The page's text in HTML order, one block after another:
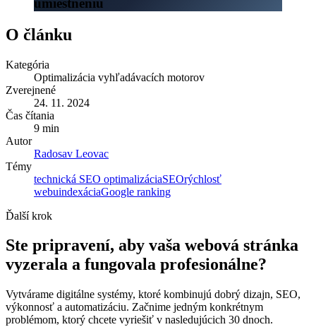
umiestneniu
O článku
Kategória
Optimalizácia vyhľadávacích motorov
Zverejnené
24. 11. 2024
Čas čítania
9 min
Autor
Radosav Leovac
Témy
technická SEO optimalizáciaSEOrýchlosť
webuindexáciaGoogle ranking
Ďalší krok
Ste pripravení, aby vaša webová stránka
vyzerala a fungovala profesionálne?
Vytvárame digitálne systémy, ktoré kombinujú dobrý dizajn, SEO,
výkonnosť a automatizáciu. Začnime jedným konkrétnym
problémom, ktorý chcete vyriešiť v nasledujúcich 30 dnoch.